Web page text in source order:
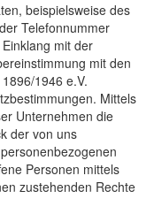
beispielsweise des
Telefonnummer
mit der
mit den
1946 e.V.
Mittels
Unternehmen die
der von uns
Personen mittels
zustehenden Rechte